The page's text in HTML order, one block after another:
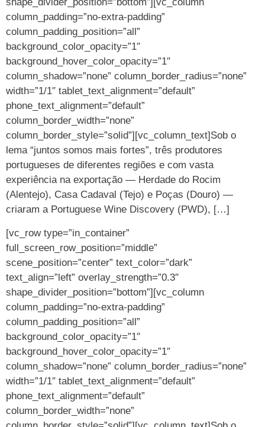
shape_divider_position=”bottom”][vc_column
column_padding=”no-extra-padding”
column_padding_position=”all”
background_color_opacity=”1″
background_hover_color_opacity=”1″
column_shadow=”none” column_border_radius=”none”
width=”1/1″ tablet_text_alignment=”default”
phone_text_alignment=”default”
column_border_width=”none”
column_border_style=”solid”][vc_column_text]Sob o
lema “juntos somos mais fortes”, três produtores
portugueses de diferentes regiões e com vasta
experiência na exportação — Herdade do Rocim
(Alentejo), Casa Cadaval (Tejo) e Poças (Douro) —
criaram a Portuguese Wine Discovery (PWD), […]
[vc_row type=”in_container”
full_screen_row_position=”middle”
scene_position=”center” text_color=”dark”
text_align=”left” overlay_strength=”0.3″
shape_divider_position=”bottom”][vc_column
column_padding=”no-extra-padding”
column_padding_position=”all”
background_color_opacity=”1″
background_hover_color_opacity=”1″
column_shadow=”none” column_border_radius=”none”
width=”1/1″ tablet_text_alignment=”default”
phone_text_alignment=”default”
column_border_width=”none”